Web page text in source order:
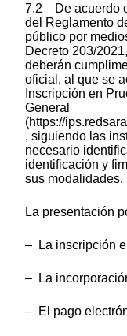
7.2 De acuerdo
del Reglamento
público por
Decreto 203/
deberán
oficial, al que se
Inscripción en
General
(https://
, siguiendo las
necesario
identificación y
sus modalidades.
La presentación
– La inscripción
– La
– El pago